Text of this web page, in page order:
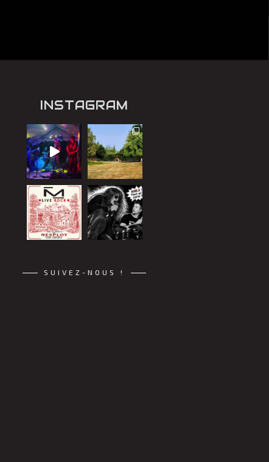
INSTAGRAM
SUIVEZ-NOUS !